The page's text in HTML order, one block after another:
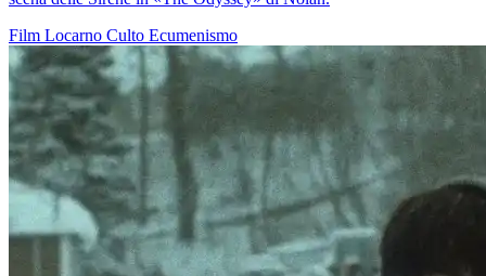
Film Locarno Culto Ecumenismo